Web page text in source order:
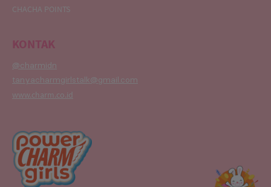
CHACHA POINTS
KONTAK
@charmidn
tanyacharmgirlstalk@gmail.com
www.charm.co.id